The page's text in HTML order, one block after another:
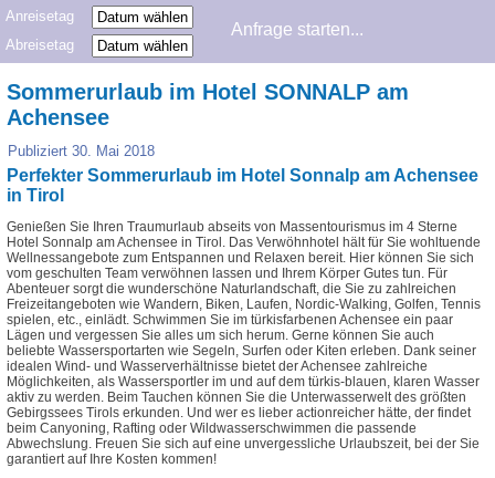
Anreisetag
Abreisetag
Sommerurlaub im Hotel SONNALP am
Achensee
Publiziert 30. Mai 2018
Perfekter Sommerurlaub im Hotel Sonnalp am Achensee
in Tirol
Genießen Sie Ihren Traumurlaub abseits von Massentourismus im 4 Sterne
Hotel Sonnalp am Achensee in Tirol. Das Verwöhnhotel hält für Sie wohltuende
Wellnessangebote zum Entspannen und Relaxen bereit. Hier können Sie sich
vom geschulten Team verwöhnen lassen und Ihrem Körper Gutes tun. Für
Abenteuer sorgt die wunderschöne Naturlandschaft, die Sie zu zahlreichen
Freizeitangeboten wie Wandern, Biken, Laufen, Nordic-Walking, Golfen, Tennis
spielen, etc., einlädt. Schwimmen Sie im türkisfarbenen Achensee ein paar
Lägen und vergessen Sie alles um sich herum. Gerne können Sie auch
beliebte Wassersportarten wie Segeln, Surfen oder Kiten erleben. Dank seiner
idealen Wind- und Wasserverhältnisse bietet der Achensee zahlreiche
Möglichkeiten, als Wassersportler im und auf dem türkis-blauen, klaren Wasser
aktiv zu werden. Beim Tauchen können Sie die Unterwasserwelt des größten
Gebirgssees Tirols erkunden. Und wer es lieber actionreicher hätte, der findet
beim Canyoning, Rafting oder Wildwasserschwimmen die passende
Abwechslung. Freuen Sie sich auf eine unvergessliche Urlaubszeit, bei der Sie
garantiert auf Ihre Kosten kommen!